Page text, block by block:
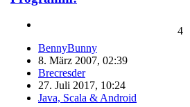
BennyBunny
8. März 2007, 02:39
Brecresder
27. Juli 2017, 10:24
Java, Scala & Android
4